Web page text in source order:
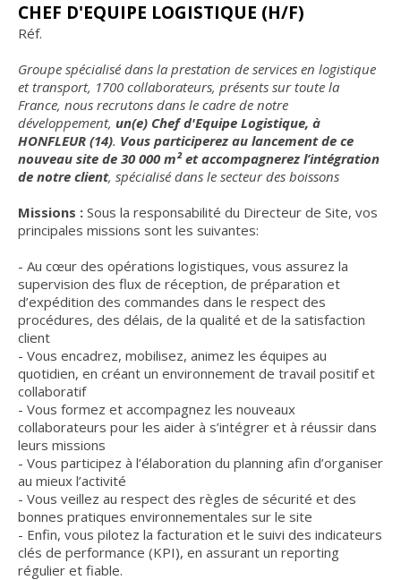
CHEF D'EQUIPE LOGISTIQUE (H/F)
Réf.
Groupe spécialisé dans la prestation de services en logistique
et transport, 1700 collaborateurs, présents sur toute la
France, nous recrutons dans le cadre de notre
développement, un(e) Chef d'Equipe Logistique, à
HONFLEUR (14). Vous participerez au lancement de ce
nouveau site de 30 000 m² et accompagnerez l’intégration
de notre client, spécialisé dans le secteur des boissons
Missions : Sous la responsabilité du Directeur de Site, vos
principales missions sont les suivantes:
- Au cœur des opérations logistiques, vous assurez la
supervision des flux de réception, de préparation et
d’expédition des commandes dans le respect des
procédures, des délais, de la qualité et de la satisfaction
client
- Vous encadrez, mobilisez, animez les équipes au
quotidien, en créant un environnement de travail positif et
collaboratif
- Vous formez et accompagnez les nouveaux
collaborateurs pour les aider à s’intégrer et à réussir dans
leurs missions
- Vous participez à l’élaboration du planning afin d’organiser
au mieux l’activité
- Vous veillez au respect des règles de sécurité et des
bonnes pratiques environnementales sur le site
- Enfin, vous pilotez la facturation et le suivi des indicateurs
clés de performance (KPI), en assurant un reporting
régulier et fiable.